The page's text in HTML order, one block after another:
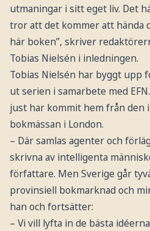
utmaningar i sitt eget liv. Det
tror att det kommer att hända
här boken”, skriver
Tobias Nielsén i inledningen.
Tobias Nielsén har byggt upp
ut serien i samarbete med
just har kommit hem från den
bokmässan i London.
– Där samlas agenter och
skrivna av intelligenta
författare. Men Sverige går
provinsiell bokmarknad och
han och fortsätter:
– Vi vill lyfta in de bästa